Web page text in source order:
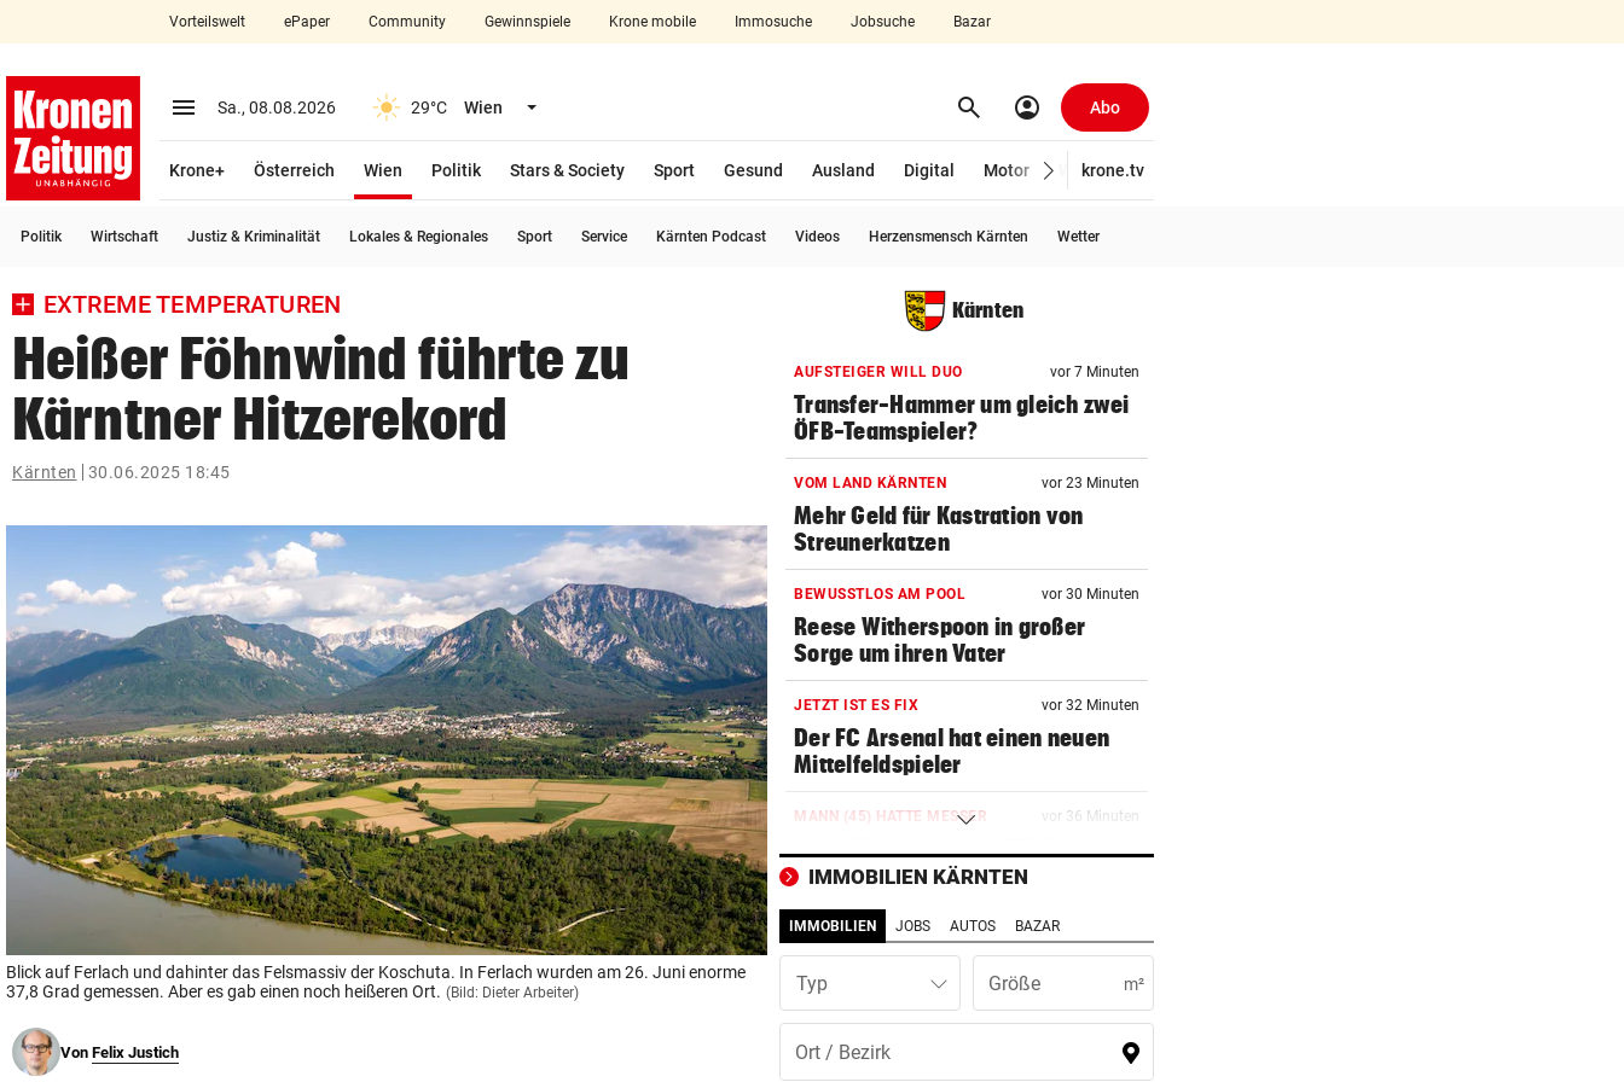
closeSchließen
account_circle Anmelden
arrow_right
bookmark
search
Suchbegriff
eingeben
© Krone Multimedia GmbH & Co KG 2026
Muthgasse 2, 1190 Wien
Vorteilswelt ePaper Community Gewinnspiele Krone mobile Immosuche Jobsuche Bazar
menu Menü aufklappen
Sa., 08.08.2026 29°C Wien Menü aufklappen search Suchen
account_circle Abo
Krone+ Österreich Wien
Politik
Stars & Society Sport Gesund Ausland Digital Motor Wirtschaft
krone.tv
Politik Wirtschaft Justiz & Kriminalität Lokales & Regionales Sport Service Kärnten Podcast Videos Herzensmensch Kärnten Wetter
EXTREME TEMPERATUREN
Heißer Föhnwind führte zu
Kärntner Hitzerekord
Kärnten 30.06.2025 18:45
Blick auf Ferlach und dahinter das Felsmassiv der Koschuta. In Ferlach wurden am 26. Juni enorme
37,8 Grad gemessen. Aber es gab einen noch heißeren Ort. (Bild: Dieter Arbeiter)
Von Felix Justich
Kärnten
AUFSTEIGER WILL DUO vor 7 Minuten
Transfer-Hammer um gleich zwei
ÖFB-Teamspieler?
VOM LAND KÄRNTEN vor 23 Minuten
Mehr Geld für Kastration von
Streunerkatzen
BEWUSSTLOS AM POOL vor 30 Minuten
Reese Witherspoon in großer
Sorge um ihren Vater
JETZT IST ES FIX vor 32 Minuten
Der FC Arsenal hat einen neuen
Mittelfeldspieler
MANN (45) HATTE MESSER vor 36 Minuten
Nach Morddrohung: WEGA
stürmte Wohnung in Liesing
„STOPPLICHT“-KOLUMNE vor 36 Minuten
Wie Schoitl und Kneisser im
„Kaisermühlen Blues“
vor 38 Minuten
Weißmann-Prozess startet am Tag
IMMOBILIEN KÄRNTEN
IMMOBILIEN JOBS AUTOS BAZAR
Typ m²